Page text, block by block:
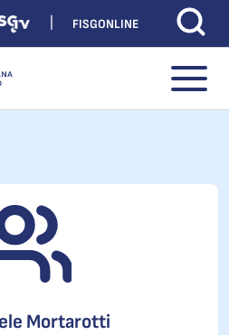
FISGONLINE
Mortarotti